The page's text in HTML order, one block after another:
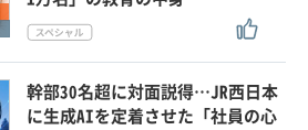
幹部30名超に対面説得…JR西日本
に生成AIを定着させた「社員の心